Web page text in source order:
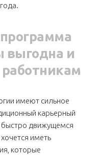
выгодна и
имеют сильное
карьерный
быстро движущемся
иметь
которые